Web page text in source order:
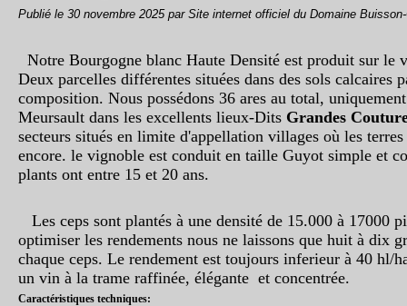
Publié le 30 novembre 2025 par Site internet officiel du Domaine
Notre Bourgogne blanc Haute Densité est produit sur le
Deux parcelles différentes situées dans des sols calcaires
composition. Nous possédons 36 ares au total,
Meursault dans les excellents lieux-Dits Grandes
secteurs situés en limite d'appellation villages où les terres
encore. le vignoble est conduit en taille Guyot simple et
plants ont entre 15 et 20 ans.
Les ceps sont plantés à une densité de 15.000 à 17000
optimiser les rendements nous ne laissons que huit à dix
chaque ceps. Le rendement est toujours inferieur à 40 hl/
un vin à la trame raffinée, élégante et concentrée.
Caractéristiques techniques: